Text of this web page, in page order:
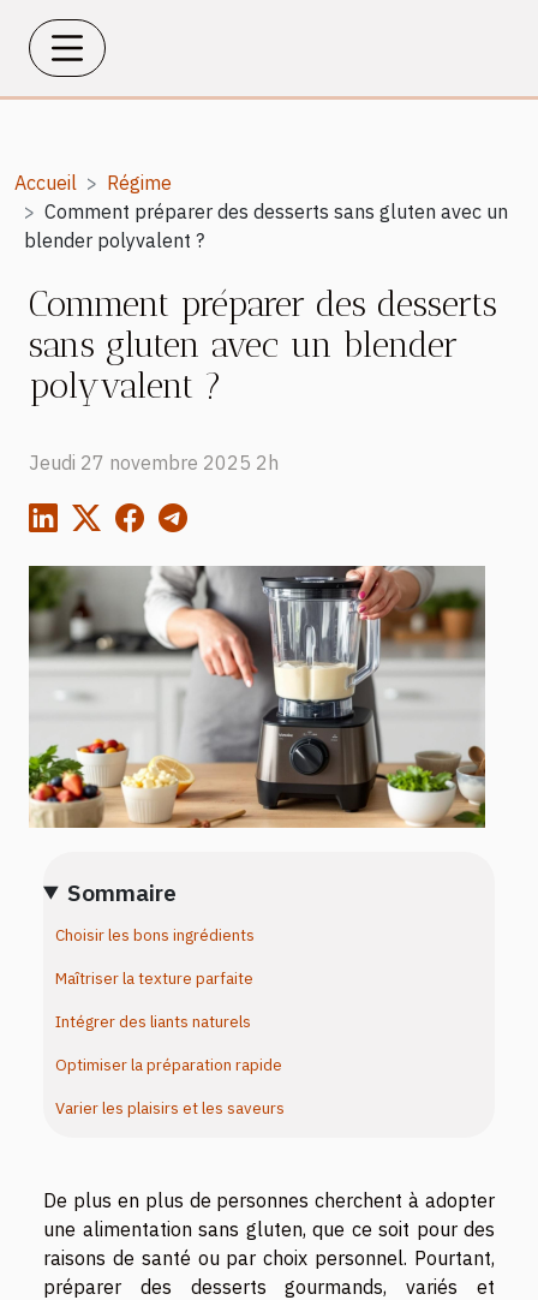
Accueil
Régime
Comment préparer des desserts sans gluten avec un
blender polyvalent ?
Comment préparer des desserts
sans gluten avec un blender
polyvalent ?
Jeudi 27 novembre 2025 2h
Sommaire
Choisir les bons ingrédients
Maîtriser la texture parfaite
Intégrer des liants naturels
Optimiser la préparation rapide
Varier les plaisirs et les saveurs
De plus en plus de personnes cherchent à adopter
une alimentation sans gluten, que ce soit pour des
raisons de santé ou par choix personnel. Pourtant,
préparer des desserts gourmands, variés et